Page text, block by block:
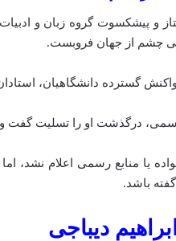
گسترده دانشگاهیان،
رسمی، درگذشت او را تسلیت گفت
یا منابع رسمی اعلام نشد،
باشد.
دیباجی